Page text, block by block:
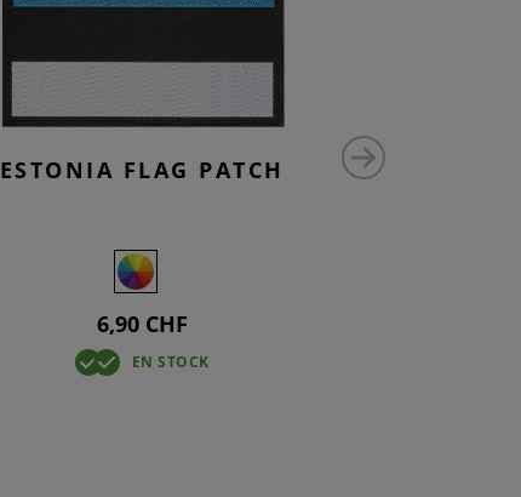
ESTONIA FLAG PATCH
6,90 CHF
EN STOCK